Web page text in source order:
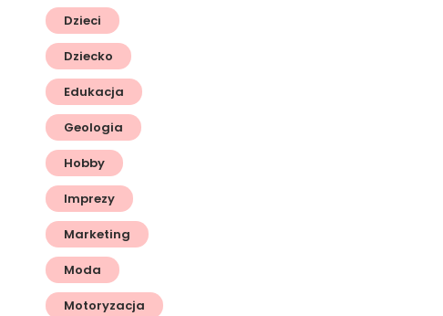
Dzieci
Dziecko
Edukacja
Geologia
Hobby
Imprezy
Marketing
Moda
Motoryzacja